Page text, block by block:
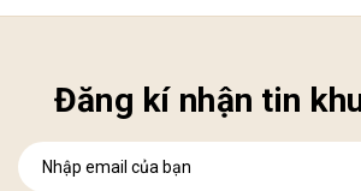
Đăng kí nhận tin